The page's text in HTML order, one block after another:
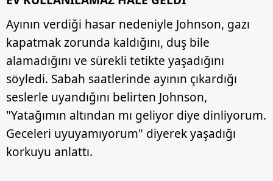
Ayının verdiği hasar nedeniyle Johnson, gazı
kapatmak zorunda kaldığını, duş bile
alamadığını ve sürekli tetikte yaşadığını
söyledi. Sabah saatlerinde ayının çıkardığı
seslerle uyandığını belirten Johnson,
"Yatağımın altından mı geliyor diye dinliyorum.
Geceleri uyuyamıyorum" diyerek yaşadığı
korkuyu anlattı.